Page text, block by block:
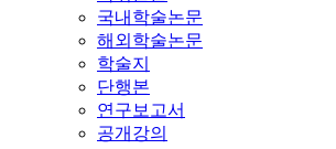
국내학술논문
해외학술논문
학술지
단행본
연구보고서
공개강의